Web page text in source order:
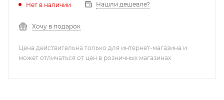
Нет в наличии Нашли дешевле?
Хочу в подарок
Цена действительна только для интернет-магазина и
может отличаться от цен в розничных магазинах